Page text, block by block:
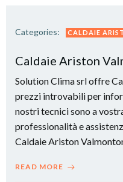
Categories: CALDAIE
Caldaie Ariston
Solution Clima srl offre
prezzi introvabili per
nostri tecnici sono a
professionalità e
Caldaie Ariston
READ MORE